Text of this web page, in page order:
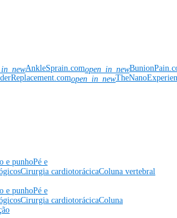
AnkleSprain.comopen_in_new
open_in_new
e punhoPé e
Cirurgia cardiotorácicaColuna vertebral
e punhoPé e
Cirurgia cardiotorácicaColuna